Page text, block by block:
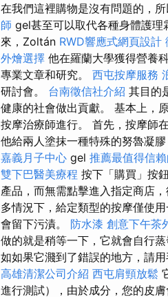
在我們這裡購物是沒有問題的，所
師 gel甚至可以取代各種身體護
來，Zoltán RWD響應式網頁設計
外燴選擇 他在羅蘭大學獲得營養
專業文章和研究。 西屯按摩服務
研討會。 台南徵信社介紹 其目的
健康的社會做出貢獻。 基本上，
按摩治療師進行。 首先，按摩師
他給兩人塗抹一種特殊的努魯凝
嘉義月子中心 gel 推薦最值得信
雙下巴醫美療程 按下「購買」按
產品，而無需點擊進入指定商店
多情況下，給定類型的按摩僅使
會留下污漬。 防水漆 創意下午茶
做的就是稍等一下，它就會自行蒸
如如果它濺到了錯誤的地方，請
高雄清潔公司介紹 西屯肩頸放鬆
進行測試），由於成分，您的皮膚